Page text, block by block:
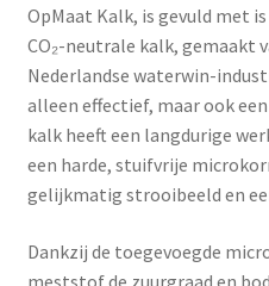
OpMaat Kalk, is gevuld met
CO₂-neutrale kalk, gemaakt
Nederlandse waterwin-
alleen effectief, maar ook
kalk heeft een langdurige
een harde, stuifvrije
gelijkmatig strooibeeld en
Dankzij de toegevoegde
meststof de zuurgraad en